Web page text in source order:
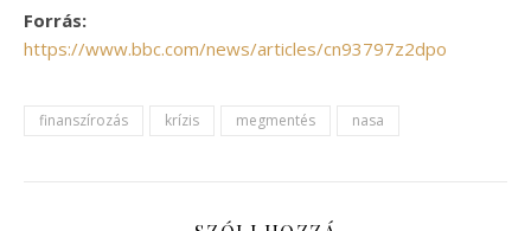
Forrás:
https://www.bbc.com/news/articles/cn93797z2dpo
finanszírozás krízis megmentés nasa